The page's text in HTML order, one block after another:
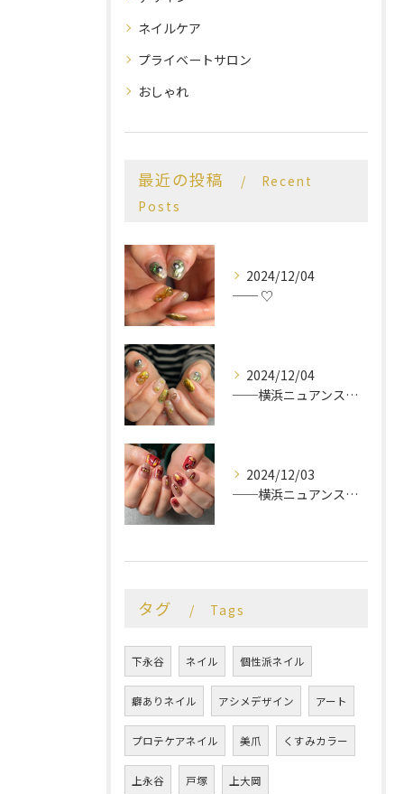
ネイルケア
プライベートサロン
おしゃれ
最近の投稿
Recent
Posts
2024/12/04
── ♡
2024/12/04
──横浜ニュアンスネイルサロン♡
2024/12/03
──横浜ニュアンスネイルサロン♡
タグ Tags
下永谷 ネイル 個性派ネイル
癖ありネイル アシメデザイン アート
プロテケアネイル 美爪 くすみカラー
上永谷 戸塚 上大岡